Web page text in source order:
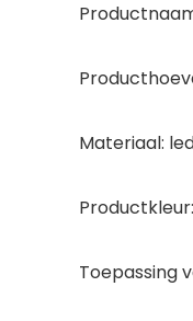
Materiaal:
Toepassing